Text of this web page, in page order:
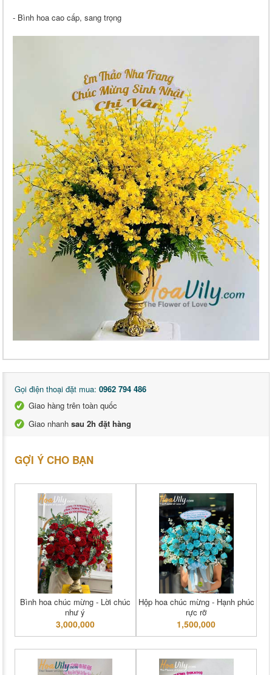
- Bình hoa cao cấp, sang trọng
Gọi điện thoại đặt mua: 0962 794 486
Giao hàng trên toàn quốc
Giao nhanh sau 2h đặt hàng
GỢI Ý CHO BẠN
Bình hoa chúc mừng - Lời chúc
như ý
3,000,000
Hộp hoa chúc mừng - Hạnh phúc
rực rỡ
1,500,000